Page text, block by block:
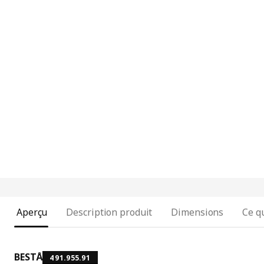
Aperçu Description produit Dimensions Ce
BESTÅ 491.955.91